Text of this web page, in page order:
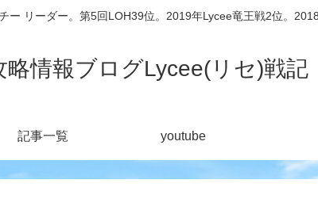
リーダー。第5回LOH39位。2019年Lycee竜王戦2位。
略情報ブログLycee(リセ)戦記
記事一覧 youtube